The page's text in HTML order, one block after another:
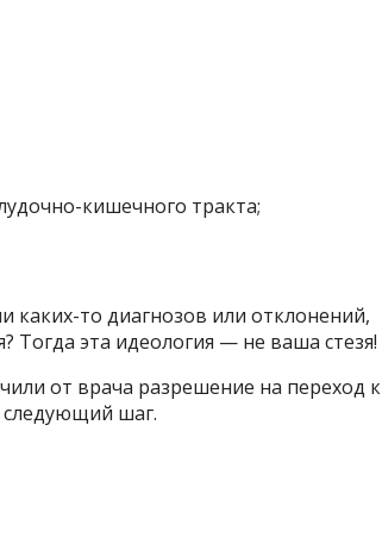
кишечного тракта;
каких-то диагнозов или отклонений,
Тогда эта идеология — не ваша стезя!
от врача разрешение на переход к
следующий шаг.